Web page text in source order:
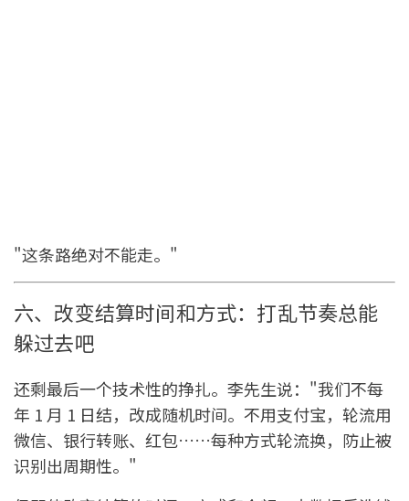
"这条路绝对不能走。"
六、改变结算时间和方式：打乱节奏总能
躲过去吧
还剩最后一个技术性的挣扎。李先生说："我们不每
年 1 月 1 日结，改成随机时间。不用支付宝，轮流用
微信、银行转账、红包……每种方式轮流换，防止被
识别出周期性。"